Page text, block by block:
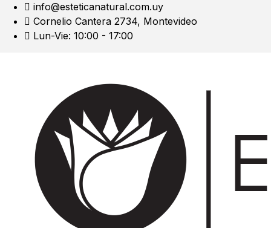
info@esteticanatural.com.uy
Cornelio Cantera 2734, Montevideo
Lun-Vie: 10:00 - 17:00